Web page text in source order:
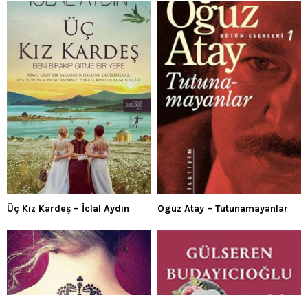
Üç Kız Kardeş – İclal Aydın Oguz Atay – Tutunamayanlar